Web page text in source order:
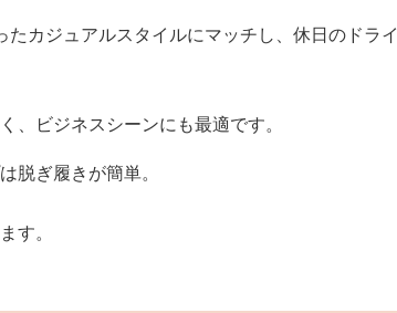
カジュアルスタイルにマッチし、休日のドライ
ビジネスシーンにも最適です。
脱ぎ履きが簡単。
す。